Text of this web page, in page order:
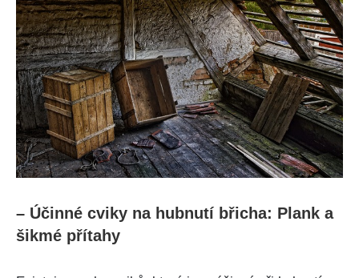
– Účinné ⁣cviky na hubnutí břicha: Plank a
šikmé ⁤přítahy